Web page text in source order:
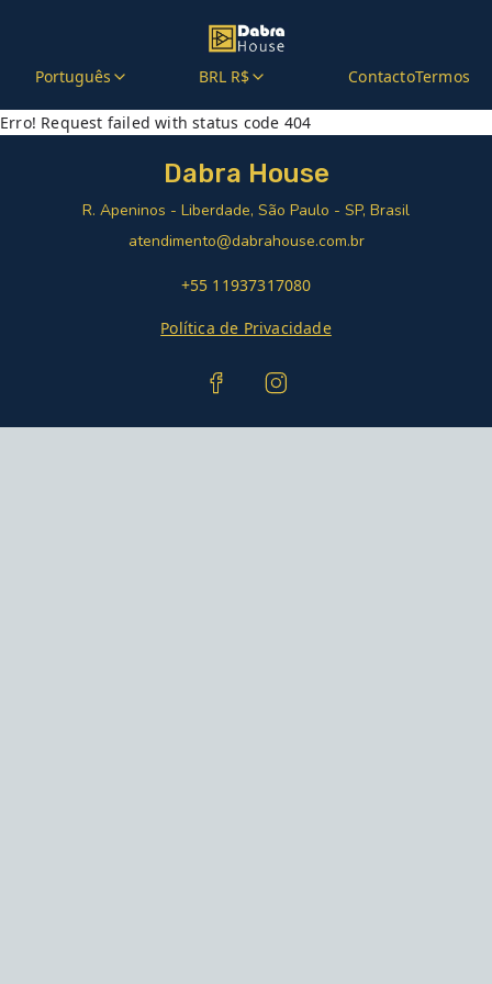
Português BRL R$ ContactoTermos
Erro! Request failed with status code 404
Dabra House
R. Apeninos - Liberdade, São Paulo - SP, Brasil
atendimento@dabrahouse.com.br
+55 11937317080
Política de Privacidade